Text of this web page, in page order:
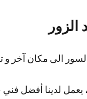
الزور
الى مكان آخر
يعمل لدينا أفضل